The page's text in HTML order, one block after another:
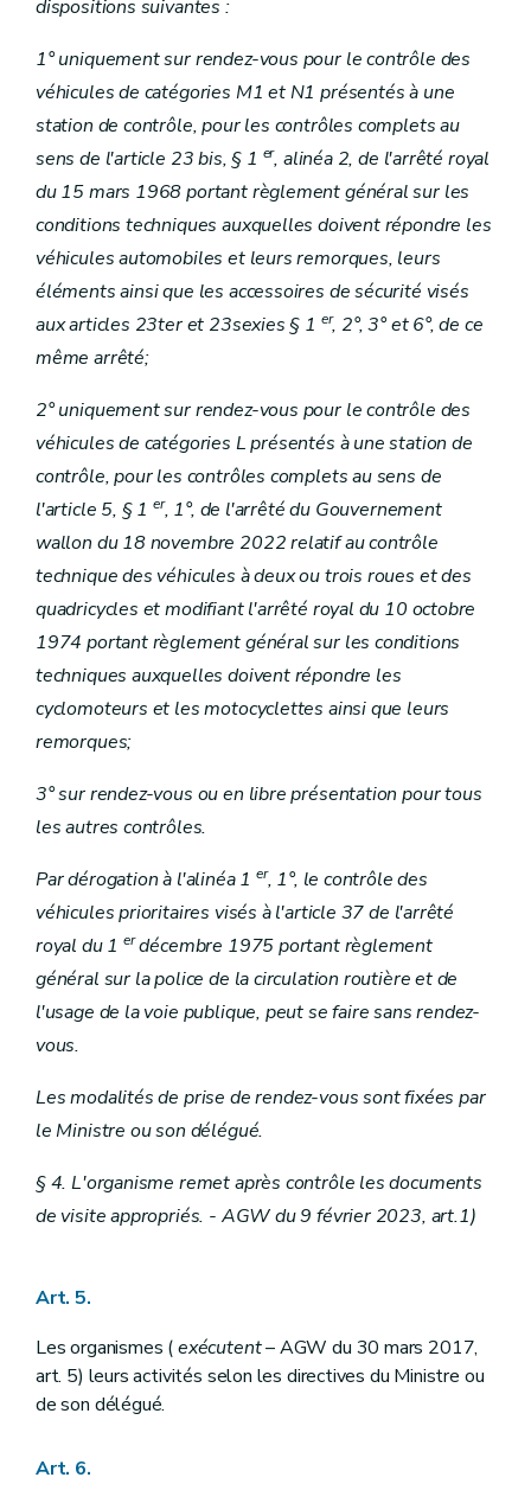
dispositions suivantes :
1° uniquement sur rendez-vous pour le contrôle des
véhicules de catégories M1 et N1 présentés à une
station de contrôle, pour les contrôles complets au
sens de l'article 23 bis, § 1 er, alinéa 2, de l'arrêté royal
du 15 mars 1968 portant règlement général sur les
conditions techniques auxquelles doivent répondre les
véhicules automobiles et leurs remorques, leurs
éléments ainsi que les accessoires de sécurité visés
aux articles 23ter et 23sexies § 1 er, 2°, 3° et 6°, de ce
même arrêté;
2° uniquement sur rendez-vous pour le contrôle des
véhicules de catégories L présentés à une station de
contrôle, pour les contrôles complets au sens de
l'article 5, § 1 er, 1°, de l'arrêté du Gouvernement
wallon du 18 novembre 2022 relatif au contrôle
technique des véhicules à deux ou trois roues et des
quadricycles et modifiant l'arrêté royal du 10 octobre
1974 portant règlement général sur les conditions
techniques auxquelles doivent répondre les
cyclomoteurs et les motocyclettes ainsi que leurs
remorques;
3° sur rendez-vous ou en libre présentation pour tous
les autres contrôles.
Par dérogation à l'alinéa 1 er, 1°, le contrôle des
véhicules prioritaires visés à l'article 37 de l'arrêté
royal du 1erdécembre 1975 portant règlement
général sur la police de la circulation routière et de
l'usage de la voie publique, peut se faire sans rendez-
vous.
Les modalités de prise de rendez-vous sont fixées par
le Ministre ou son délégué.
§ 4. L'organisme remet après contrôle les documents
de visite appropriés. - AGW du 9 février 2023, art.1)
Art. 5.
Les organismes (exécutent– AGW du 30 mars 2017,
art. 5) leurs activités selon les directives du Ministre ou
de son délégué.
Art. 6.